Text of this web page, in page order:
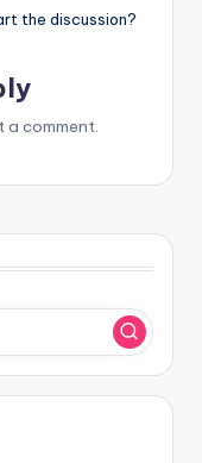
the discussion?
a comment.